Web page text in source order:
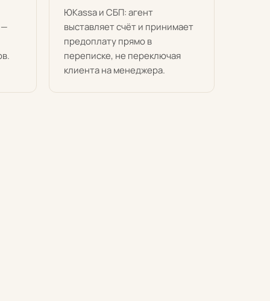
—
ЮKassa и СБП: агент
выставляет счёт и принимает
предоплату прямо в
переписке, не переключая
клиента на менеджера.